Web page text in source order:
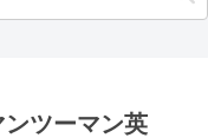
ツーマン英